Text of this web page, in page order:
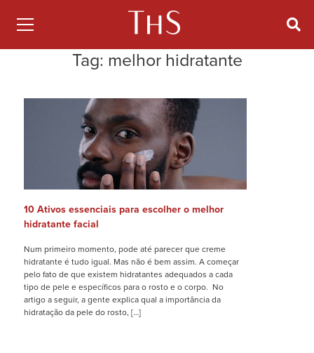
Tag: melhor hidratante
10 Ativos essenciais para escolher o melhor
hidratante facial
Num primeiro momento, pode até parecer que creme
hidratante é tudo igual. Mas não é bem assim. A começar
pelo fato de que existem hidratantes adequados a cada
tipo de pele e específicos para o rosto e o corpo. No
artigo a seguir, a gente explica qual a importância da
hidratação da pele do rosto, […]